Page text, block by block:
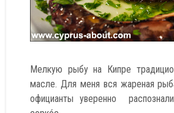
Мелкую рыбу на Кипре
масле. Для меня вся жареная
официанты уверенно